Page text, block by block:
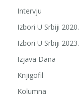
Intervju
Izbori U Srbiji 2020.
Izbori U Srbiji 2023.
Izjava Dana
Knjigofil
Kolumna